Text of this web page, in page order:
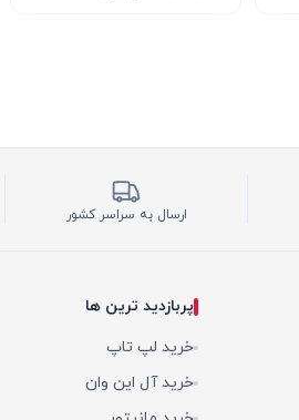
ارسال به سراسر کشور
پربازدید ترین ها
خرید لپ تاپ
خرید آل این وان